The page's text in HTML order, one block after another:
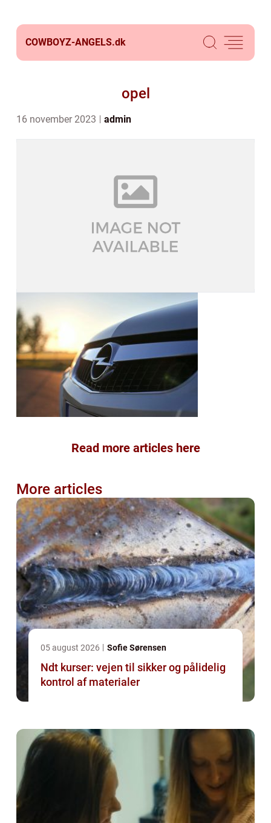
COWBOYZ-ANGELS.dk
opel
16 november 2023 admin
Read more articles here
More articles
05 august 2026 Sofie Sørensen
Ndt kurser: vejen til sikker og pålidelig
kontrol af materialer